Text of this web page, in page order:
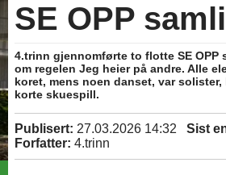
SE OPP
4.trinn gjennomførte to flotte SE OPP
om regelen Jeg heier på andre. Alle
koret, mens noen danset, var
korte skuespill.
Publisert: 27.03.2026 14:32 Sist
Forfatter: 4.trinn